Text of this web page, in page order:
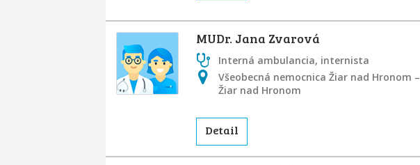
MUDr. Jana Zvarová
Interná ambulancia, internista
Všeobecná nemocnica Žiar nad Hronom –
Žiar nad Hronom
Detail